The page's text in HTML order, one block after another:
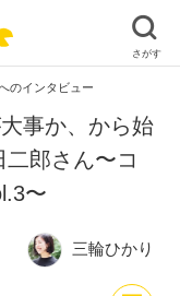
のインタビュー
事か、から始
郎さん〜コ
〜
三輪ひかり